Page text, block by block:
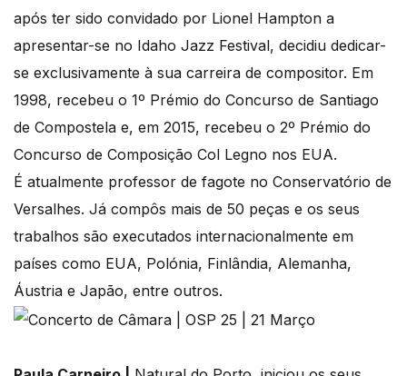
após ter sido convidado por Lionel Hampton a
apresentar-se no Idaho Jazz Festival, decidiu dedicar-
se exclusivamente à sua carreira de compositor. Em
1998, recebeu o 1º Prémio do Concurso de Santiago
de Compostela e, em 2015, recebeu o 2º Prémio do
Concurso de Composição Col Legno nos EUA.
É atualmente professor de fagote no Conservatório de
Versalhes. Já compôs mais de 50 peças e os seus
trabalhos são executados internacionalmente em
países como EUA, Polónia, Finlândia, Alemanha,
Áustria e Japão, entre outros.